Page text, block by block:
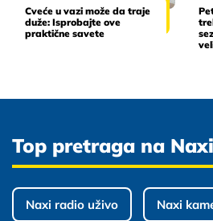
Cveće u vazi može da traje
duže: Isprobajte ove
praktične savete
Top pretraga na
Naxi radio uživo Naxi